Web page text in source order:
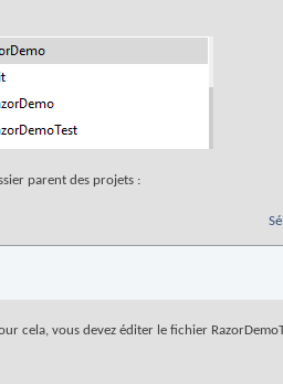
parent des projets :
cela, vous devez éditer le fichier